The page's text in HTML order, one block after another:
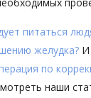
питаться
желудка? И
по
наши